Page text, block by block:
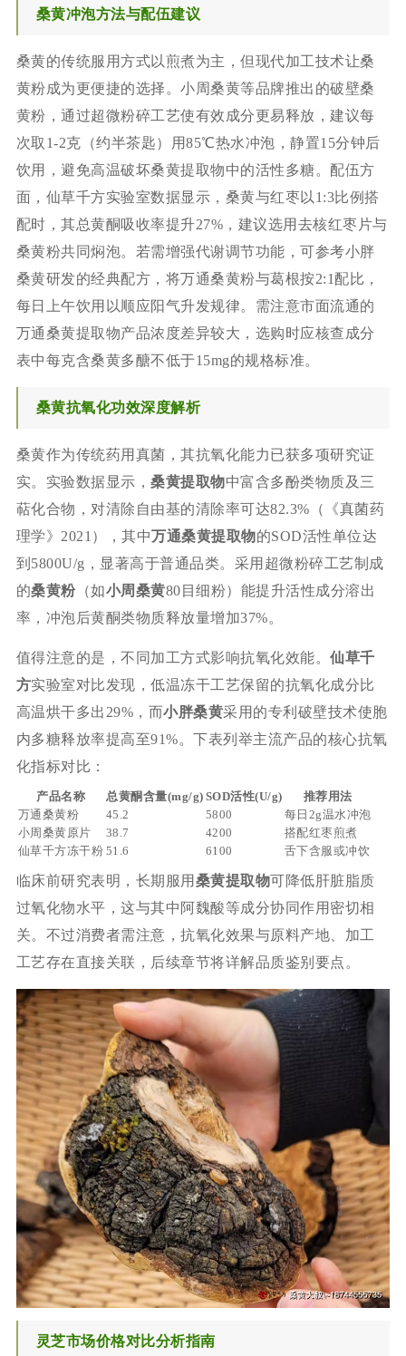
桑黄冲泡方法与配伍建议
桑黄的传统服用方式以煎煮为主，但现代加工技术让桑
黄粉成为更便捷的选择。小周桑黄等品牌推出的破壁桑
黄粉，通过超微粉碎工艺使有效成分更易释放，建议每
次取1-2克（约半茶匙）用85℃热水冲泡，静置15分钟后
饮用，避免高温破坏桑黄提取物中的活性多糖。配伍方
面，仙草千方实验室数据显示，桑黄与红枣以1:3比例搭
配时，其总黄酮吸收率提升27%，建议选用去核红枣片与
桑黄粉共同焖泡。若需增强代谢调节功能，可参考小胖
桑黄研发的经典配方，将万通桑黄粉与葛根按2:1配比，
每日上午饮用以顺应阳气升发规律。需注意市面流通的
万通桑黄提取物产品浓度差异较大，选购时应核查成分
表中每克含桑黄多醣不低于15mg的规格标准。
桑黄抗氧化功效深度解析
桑黄作为传统药用真菌，其抗氧化能力已获多项研究证
实。实验数据显示，桑黄提取物中富含多酚类物质及三
萜化合物，对清除自由基的清除率可达82.3%（《真菌药
理学》2021），其中万通桑黄提取物的SOD活性单位达
到5800U/g，显著高于普通品类。采用超微粉碎工艺制成
的桑黄粉（如小周桑黄80目细粉）能提升活性成分溶出
率，冲泡后黄酮类物质释放量增加37%。
值得注意的是，不同加工方式影响抗氧化效能。仙草千
方实验室对比发现，低温冻干工艺保留的抗氧化成分比
高温烘干多出29%，而小胖桑黄采用的专利破壁技术使胞
内多糖释放率提高至91%。下表列举主流产品的核心抗氧
化指标对比：
产品名称 总黄酮含量(mg/g) SOD活性(U/g)
推荐用法
万通桑黄粉
45.2 5800
每日2g温水冲泡
小周桑黄原片
38.7 4200
搭配红枣煎煮
仙草千方冻干粉 51.6 6100 舌下含服或冲饮
临床前研究表明，长期服用 桑黄提取物可降低肝脏脂质
过氧化物水平，这与其中阿魏酸等成分协同作用密切相
关。不过消费者需注意，抗氧化效果与原料产地、加工
工艺存在直接关联，后续章节将详解品质鉴别要点。
灵芝市场价格对比分析指南